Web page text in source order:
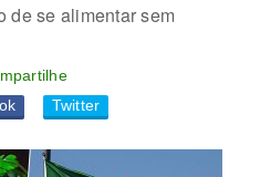
de se alimentar sem
Twitter